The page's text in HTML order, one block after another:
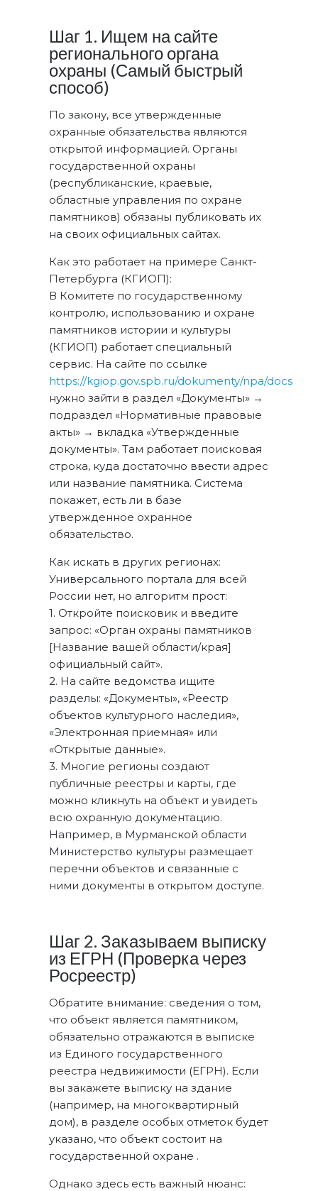
Шаг 1. Ищем на сайте
регионального органа
охраны (Самый быстрый
способ)
По закону, все утвержденные
охранные обязательства являются
открытой информацией. Органы
государственной охраны
(республиканские, краевые,
областные управления по охране
памятников) обязаны публиковать их
на своих официальных сайтах.
Как это работает на примере Санкт-
Петербурга (КГИОП):
В Комитете по государственному
контролю, использованию и охране
памятников истории и культуры
(КГИОП) работает специальный
сервис. На сайте по ссылке
https://kgiop.gov.spb.ru/dokumenty/npa/docs
нужно зайти в раздел «Документы» →
подраздел «Нормативные правовые
акты» → вкладка «Утвержденные
документы». Там работает поисковая
строка, куда достаточно ввести адрес
или название памятника. Система
покажет, есть ли в базе
утвержденное охранное
обязательство.
Как искать в других регионах:
Универсального портала для всей
России нет, но алгоритм прост:
1. Откройте поисковик и введите
запрос: «Орган охраны памятников
[Название вашей области/края]
официальный сайт».
2. На сайте ведомства ищите
разделы: «Документы», «Реестр
объектов культурного наследия»,
«Электронная приемная» или
«Открытые данные».
3. Многие регионы создают
публичные реестры и карты, где
можно кликнуть на объект и увидеть
всю охранную документацию.
Например, в Мурманской области
Министерство культуры размещает
перечни объектов и связанные с
ними документы в открытом доступе.
Шаг 2. Заказываем выписку
из ЕГРН (Проверка через
Росреестр)
Обратите внимание: сведения о том,
что объект является памятником,
обязательно отражаются в выписке
из Единого государственного
реестра недвижимости (ЕГРН). Если
вы закажете выписку на здание
(например, на многоквартирный
дом), в разделе особых отметок будет
указано, что объект состоит на
государственной охране .
Однако здесь есть важный нюанс: